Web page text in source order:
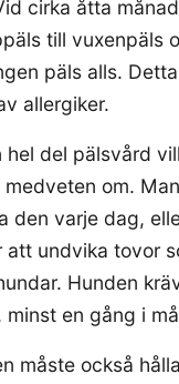
cirka åtta
till vuxenpäls
päls alls.
allergiker.
hel del pälsvård
om.
den varje dag,
undvika tovor
Hunden
en gång i
måste också